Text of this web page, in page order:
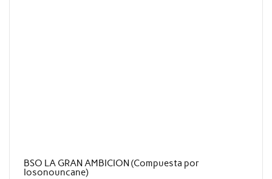
BSO LA GRAN AMBICION (Compuesta por
Iosonouncane)